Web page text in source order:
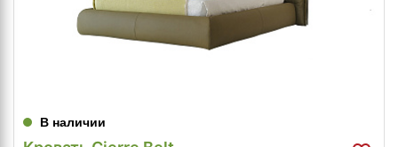
В наличии